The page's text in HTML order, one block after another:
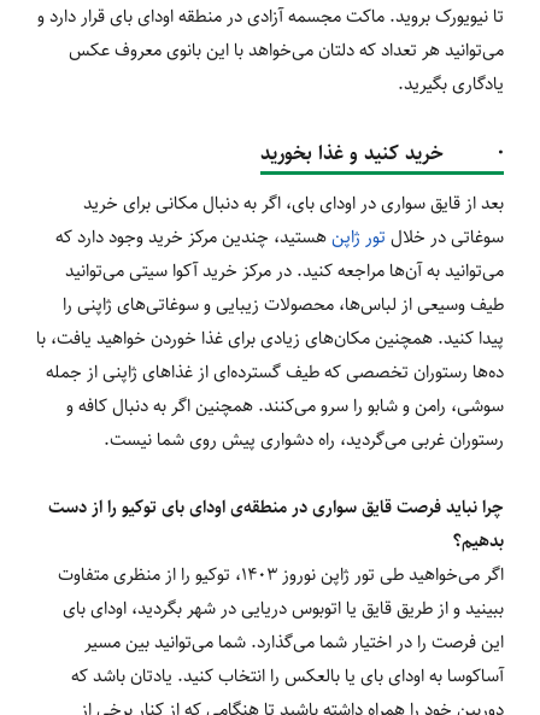
تا نیویورک بروید. ماکت مجسمه آزادی در منطقه اودای بای قرار دارد و
می‌توانید هر تعداد که دلتان می‌خواهد با این بانوی معروف عکس
یادگاری بگیرید.
· خرید کنید و غذا بخورید
بعد از قایق سواری در اودای بای، اگر به دنبال مکانی برای خرید
سوغاتی در خلال تور ژاپنهستید، چندین مرکز خرید وجود دارد که
می‌توانید به آن‌ها مراجعه کنید. در مرکز خرید آکوا سیتی می‌توانید
طیف وسیعی از لباس‌ها، محصولات زیبایی و سوغاتی‌های ژاپنی را
پیدا کنید. همچنین مکان‌های زیادی برای غذا خوردن خواهید یافت، با
ده‌ها رستوران تخصصی که طیف گسترده‌ای از غذاهای ژاپنی از جمله
سوشی، رامن و شابو را سرو می‌کنند. همچنین اگر به دنبال کافه و
رستوران غربی می‌گردید، راه دشواری پیش روی شما نیست.
چرا نباید فرصت قایق سواری در منطقه‌ی اودای بای توکیو را از دست
بدهیم؟
اگر می‌خواهید طی تور ژاپن نوروز 1403، توکیو را از منظری متفاوت
ببینید و از طریق قایق یا اتوبوس دریایی در شهر بگردید، اودای بای
این فرصت را در اختیار شما می‌گذارد. شما می‌توانید بین مسیر
آساکوسا به اودای بای یا بالعکس را انتخاب کنید. یادتان باشد که
دوربین خود را همراه داشته باشید تا هنگامی که از کنار برخی از